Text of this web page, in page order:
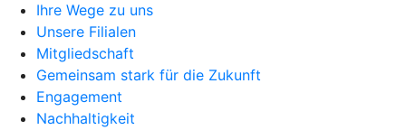
Ihre Wege zu uns
Unsere Filialen
Mitgliedschaft
Gemeinsam stark für die Zukunft
Engagement
Nachhaltigkeit